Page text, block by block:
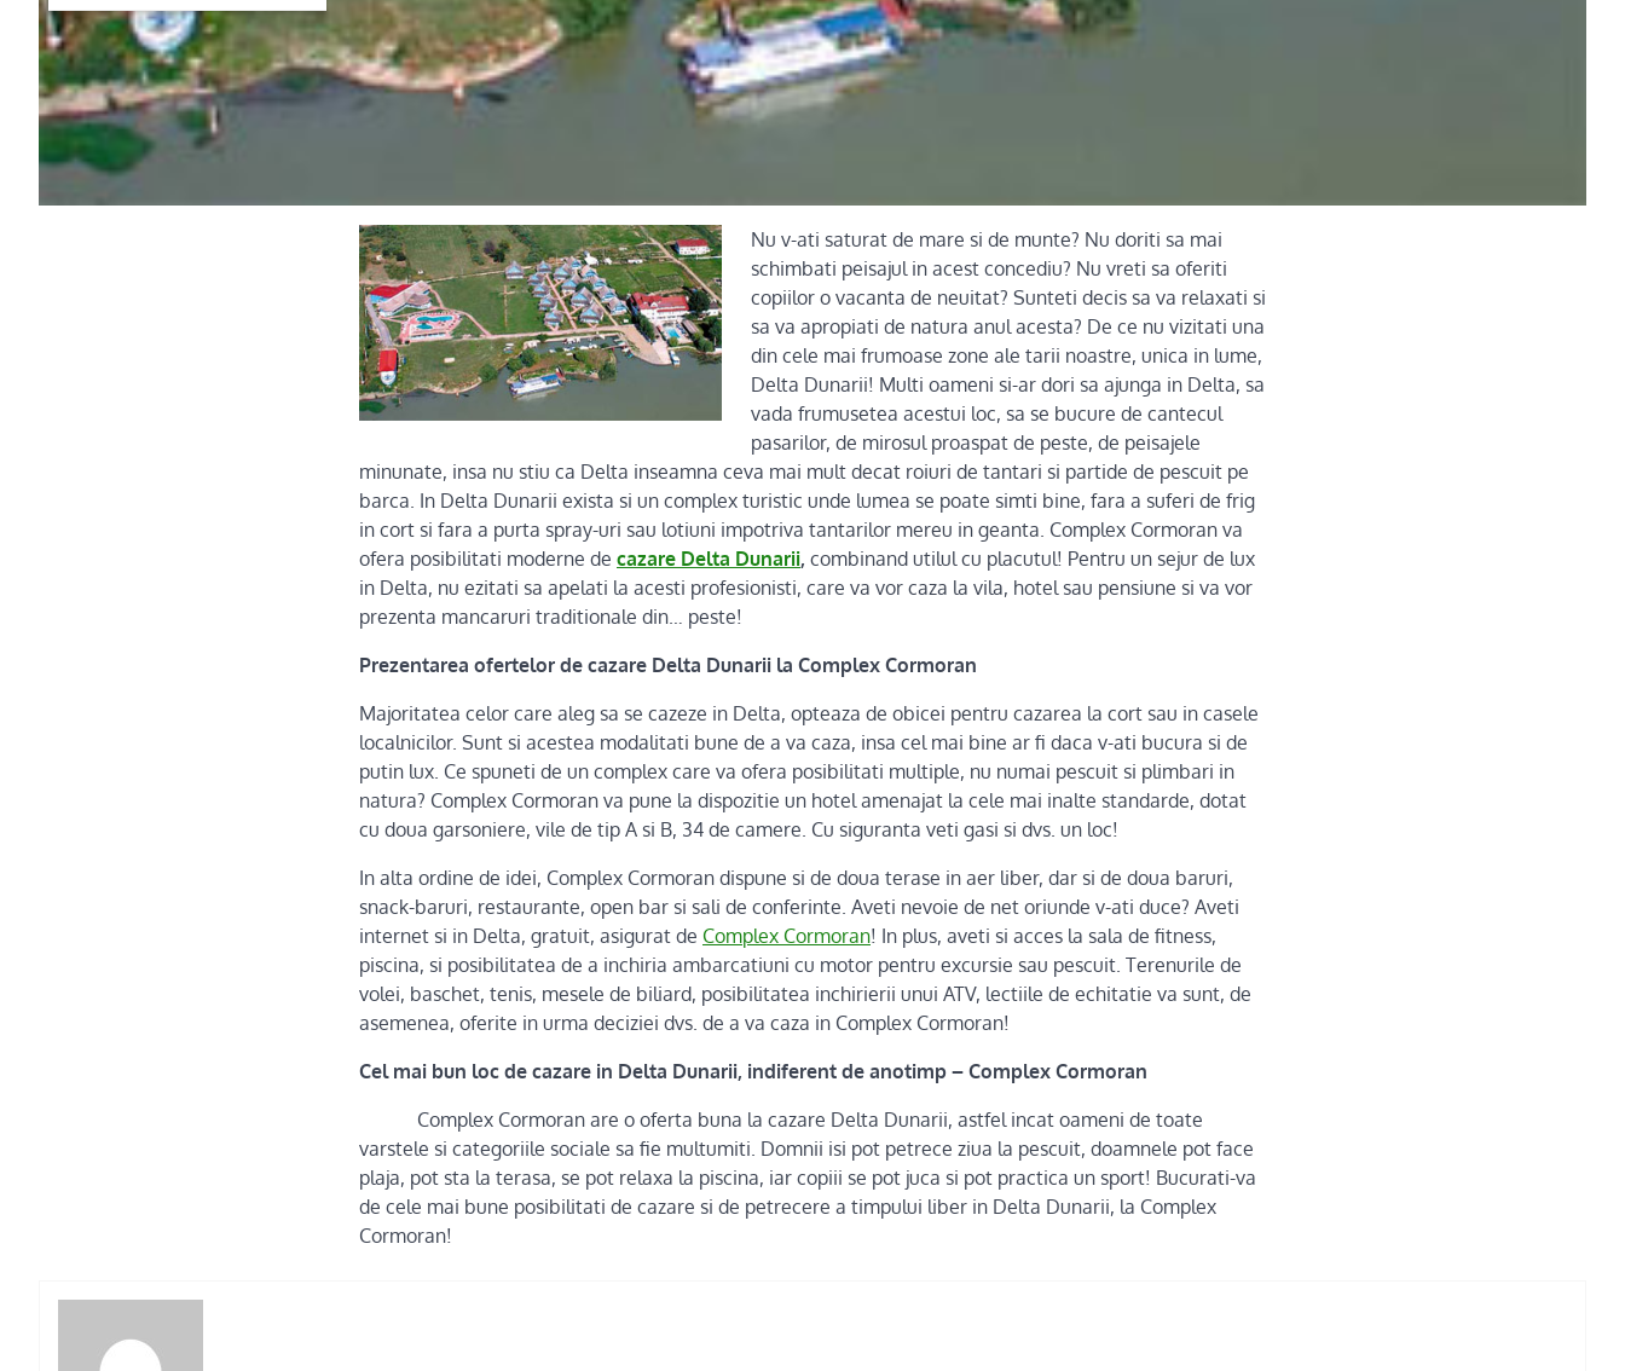
Nu v-ati saturat de mare si de munte? Nu doriti sa mai
schimbati peisajul in acest concediu? Nu vreti sa oferiti
copiilor o vacanta de neuitat? Sunteti decis sa va relaxati si
sa va apropiati de natura anul acesta? De ce nu vizitati una
din cele mai frumoase zone ale tarii noastre, unica in lume,
Delta Dunarii! Multi oameni si-ar dori sa ajunga in Delta, sa
vada frumusetea acestui loc, sa se bucure de cantecul
pasarilor, de mirosul proaspat de peste, de peisajele
minunate, insa nu stiu ca Delta inseamna ceva mai mult decat roiuri de tantari si partide de pescuit pe
barca. In Delta Dunarii exista si un complex turistic unde lumea se poate simti bine, fara a suferi de frig
in cort si fara a purta spray-uri sau lotiuni impotriva tantarilor mereu in geanta. Complex Cormoran va
ofera posibilitati moderne de cazare Delta Dunarii, combinand utilul cu placutul! Pentru un sejur de lux
in Delta, nu ezitati sa apelati la acesti profesionisti, care va vor caza la vila, hotel sau pensiune si va vor
prezenta mancaruri traditionale din… peste!
Prezentarea ofertelor de cazare Delta Dunarii la Complex Cormoran
Majoritatea celor care aleg sa se cazeze in Delta, opteaza de obicei pentru cazarea la cort sau in casele
localnicilor. Sunt si acestea modalitati bune de a va caza, insa cel mai bine ar fi daca v-ati bucura si de
putin lux. Ce spuneti de un complex care va ofera posibilitati multiple, nu numai pescuit si plimbari in
natura? Complex Cormoran va pune la dispozitie un hotel amenajat la cele mai inalte standarde, dotat
cu doua garsoniere, vile de tip A si B, 34 de camere. Cu siguranta veti gasi si dvs. un loc!
In alta ordine de idei, Complex Cormoran dispune si de doua terase in aer liber, dar si de doua baruri,
snack-baruri, restaurante, open bar si sali de conferinte. Aveti nevoie de net oriunde v-ati duce? Aveti
internet si in Delta, gratuit, asigurat de Complex Cormoran! In plus, aveti si acces la sala de fitness,
piscina, si posibilitatea de a inchiria ambarcatiuni cu motor pentru excursie sau pescuit. Terenurile de
volei, baschet, tenis, mesele de biliard, posibilitatea inchirierii unui ATV, lectiile de echitatie va sunt, de
asemenea, oferite in urma deciziei dvs. de a va caza in Complex Cormoran!
Cel mai bun loc de cazare in Delta Dunarii, indiferent de anotimp – Complex Cormoran
Complex Cormoran are o oferta buna la cazare Delta Dunarii, astfel incat oameni de toate
varstele si categoriile sociale sa fie multumiti. Domnii isi pot petrece ziua la pescuit, doamnele pot face
plaja, pot sta la terasa, se pot relaxa la piscina, iar copiii se pot juca si pot practica un sport! Bucurati-va
de cele mai bune posibilitati de cazare si de petrecere a timpului liber in Delta Dunarii, la Complex
Cormoran!